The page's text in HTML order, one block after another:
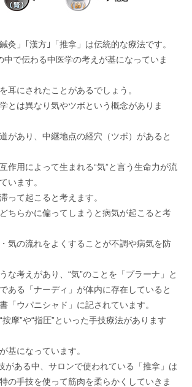
灸」｢漢方｣「推拿」は伝統的な療法です。
中で伝わる中医学の考えが基になっていま
耳にされたことがあるでしょう。
とは異なり気やツボという概念がありま
があり、中継地点の経穴（ツボ）があると
作用によって生まれる“気”と言う生命力が流
います。
って起こると考えます。
ちらかに偏ってしまうと病気が起こると考
気の流れをよくすることが不調や病気を防
な考えがあり、“気”のことを「プラーナ」と
ある「ナーディ」が体内に存在していると
「ウパニシャド」に記されています。
摩”や“指圧”といった手技療法があります
基になっています。
がある中、サロンで使われている「推拿」は
の手技を使って筋肉を柔らかくしていきま